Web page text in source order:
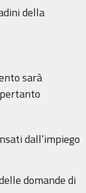
della
sarà
dall’impiego
domande di